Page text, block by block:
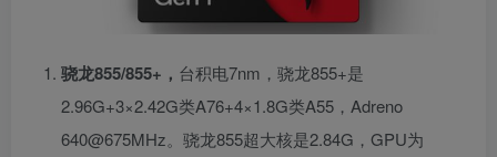
骁龙855/855+， 台积电7nm，骁龙855+是
2.96G+3×2.42G类A76+4×1.8G类A55，Adreno
640@675MHz。骁龙855超大核是2.84G，GPU为